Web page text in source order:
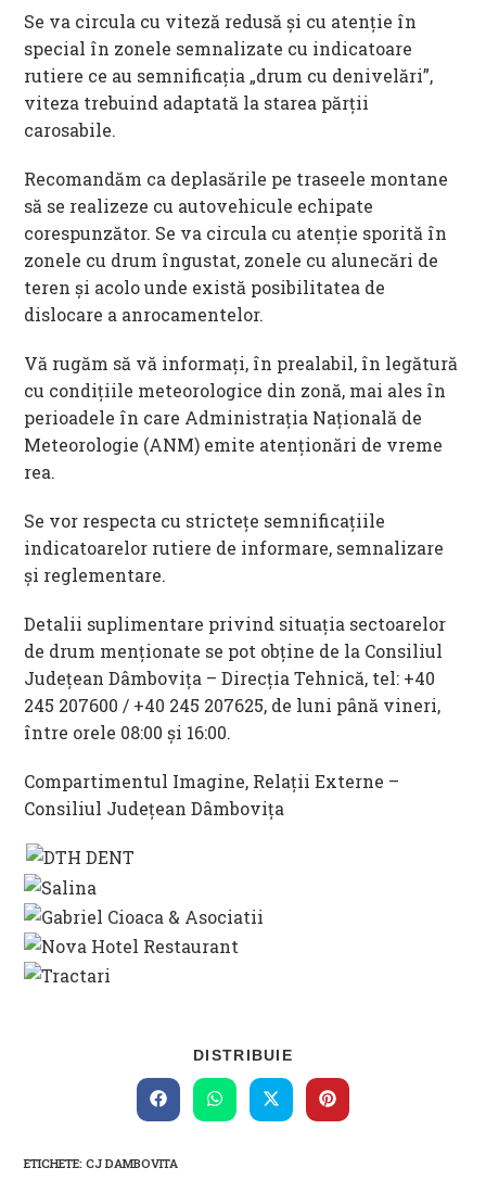
Se va circula cu viteză redusă și cu atenție în
special în zonele semnalizate cu indicatoare
rutiere ce au semnificaţia „drum cu denivelări”,
viteza trebuind adaptată la starea părţii
carosabile.
Recomandăm ca deplasările pe traseele montane
să se realizeze cu autovehicule echipate
corespunzător. Se va circula cu atenţie sporită în
zonele cu drum îngustat, zonele cu alunecări de
teren şi acolo unde există posibilitatea de
dislocare a anrocamentelor.
Vă rugăm să vă informați, în prealabil, în legătură
cu condițiile meteorologice din zonă, mai ales în
perioadele în care Administrația Națională de
Meteorologie (ANM) emite atenționări de vreme
rea.
Se vor respecta cu strictețe semnificațiile
indicatoarelor rutiere de informare, semnalizare
și reglementare.
Detalii suplimentare privind situaţia sectoarelor
de drum menționate se pot obţine de la Consiliul
Judeţean Dâmboviţa – Direcţia Tehnică, tel: +40
245 207600 / +40 245 207625, de luni până vineri,
între orele 08:00 și 16:00.
Compartimentul Imagine, Relații Externe –
Consiliul Județean Dâmbovița
DISTRIBUIE
THIS
CONTENT
Opens
in
window
Opens
in
Opens
in
Opens
in
ETICHETE:CJ DAMBOVITA